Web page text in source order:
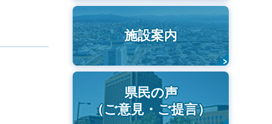
施設案内
県民の声
（ご意見・ご提言）